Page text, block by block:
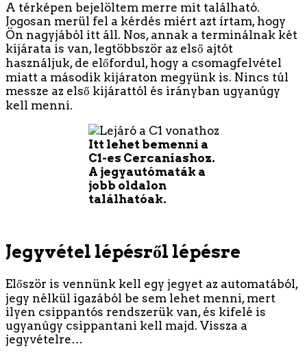
A térképen bejelöltem merre mit található.
Jogosan merül fel a kérdés miért azt írtam, hogy
Ön nagyjából itt áll. Nos, annak a terminálnak két
kijárata is van, legtöbbször az első ajtót
használjuk, de előfordul, hogy a csomagfelvétel
miatt a második kijáraton megyünk is. Nincs túl
messze az első kijárattól és irányban ugyanúgy
kell menni.
Itt lehet bemenni a
C1-es Cercaníashoz.
A jegyautómaták a
jobb oldalon
találhatóak.
Jegyvétel lépésről lépésre
Először is vennünk kell egy jegyet az automatából,
jegy nélkül igazából be sem lehet menni, mert
ilyen csippantós rendszerük van, és kifelé is
ugyanúgy csippantani kell majd. Vissza a
jegyvételre…